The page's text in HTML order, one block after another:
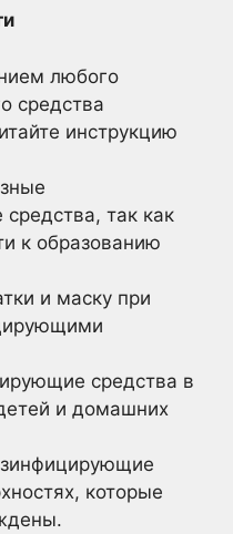
любого
средства
инструкцию
так как
к образованию
и маску при
средства в
и домашних
которые